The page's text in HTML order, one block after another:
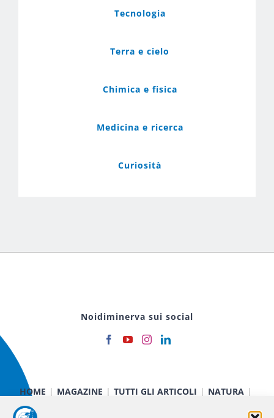
Tecnologia
Terra e cielo
Chimica e fisica
Medicina e ricerca
Curiosità
Noidiminerva sui social
HOME MAGAZINE TUTTI GLI ARTICOLI
NATURA
CIBO E SALUTE